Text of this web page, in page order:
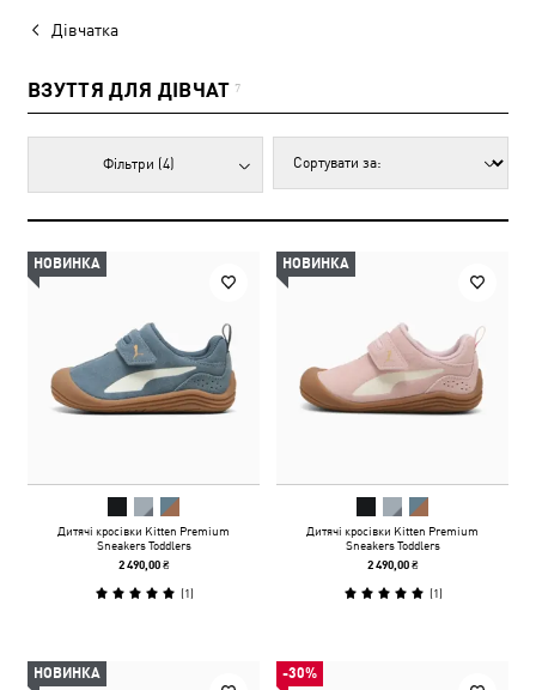
Дівчатка
ВЗУТТЯ ДЛЯ ДІВЧАТ 7
Фільтри (4)
НОВИНКА
Дитячі кросівки Kitten Premium
Sneakers Toddlers
2 490,00 ₴
(1)
НОВИНКА
Дитячі кросівки Kitten Premium
Sneakers Toddlers
2 490,00 ₴
(1)
НОВИНКА -30%